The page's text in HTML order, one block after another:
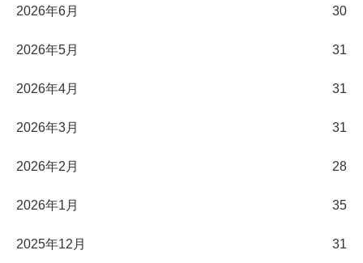
2026年6月 30
2026年5月 31
2026年4月 31
2026年3月 31
2026年2月 28
2026年1月 35
2025年12月 31